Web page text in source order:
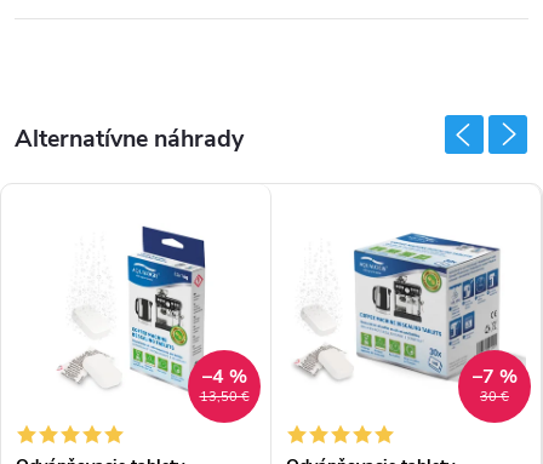
13,50 €
–4 %
30 €
–7 %